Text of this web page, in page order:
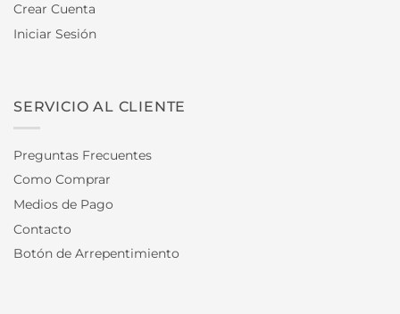
Crear Cuenta
Iniciar Sesión
SERVICIO AL CLIENTE
Preguntas Frecuentes
Como Comprar
Medios de Pago
Contacto
Botón de Arrepentimiento